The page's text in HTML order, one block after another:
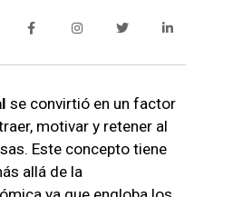
se convirtió en un factor
motivar y retener al
Este concepto tiene
allá de la